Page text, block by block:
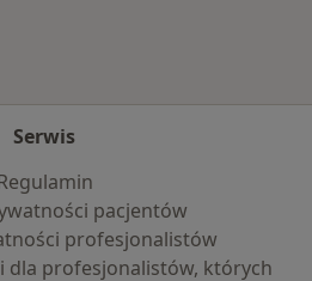
Serwis
pacjentów
profesjonalistów
dla profesjonalistów, których